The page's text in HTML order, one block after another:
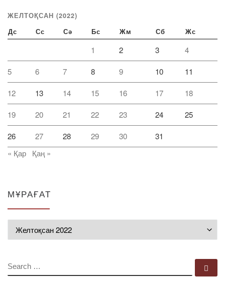
ЖЕЛТОҚСАН (2022)
Дс Сс Сә Бс Жм Сб Жс
1 2 3 4
5 6 7 8 9 10 11
12 13 14 15 16 17 18
19 20 21 22 23 24 25
26 27 28 29 30
31
« Қар
Қаң »
МҰРАҒАТ
SEARCH